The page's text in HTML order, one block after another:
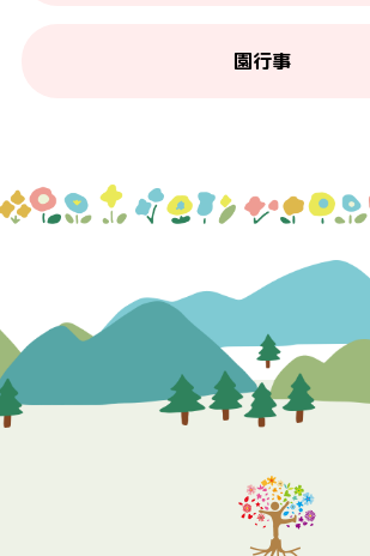
園行事